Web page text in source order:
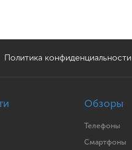
Политика конфиденциальности
Обзоры
Телефоны
Смартфоны